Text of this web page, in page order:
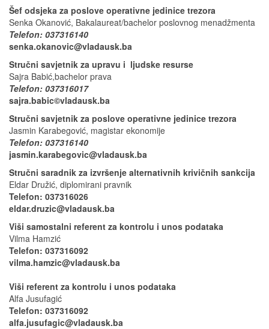
Šef odsjeka za poslove operativne jedinice trezora
Senka Okanović, Bakalaureat/bachelor poslovnog menadžmenta
Telefon: 037316140
senka.okanovic@vladausk.ba
Stručni savjetnik za upravu i ljudske resurse
Sajra Babić,bachelor prava
Telefon: 037316017
sajra.babic©vladausk.ba
Stručni savjetnik za poslove operativne jedinice trezora
Jasmin Karabegović, magistar ekonomije
Telefon: 037316140
jasmin.karabegovic@vladausk.ba
Stručni saradnik za izvršenje alternativnih krivičnih sankcija
Eldar Družić, diplomirani pravnik
Telefon: 037316026
eldar.druzic@vladausk.ba
Viši samostalni referent za kontrolu i unos podataka
Vilma Hamzić
Telefon: 037316092
vilma.hamzic@vladausk.ba
Viši referent za kontrolu i unos podataka
Alfa Jusufagić
Telefon: 037316092
alfa.jusufagic@vladausk.ba